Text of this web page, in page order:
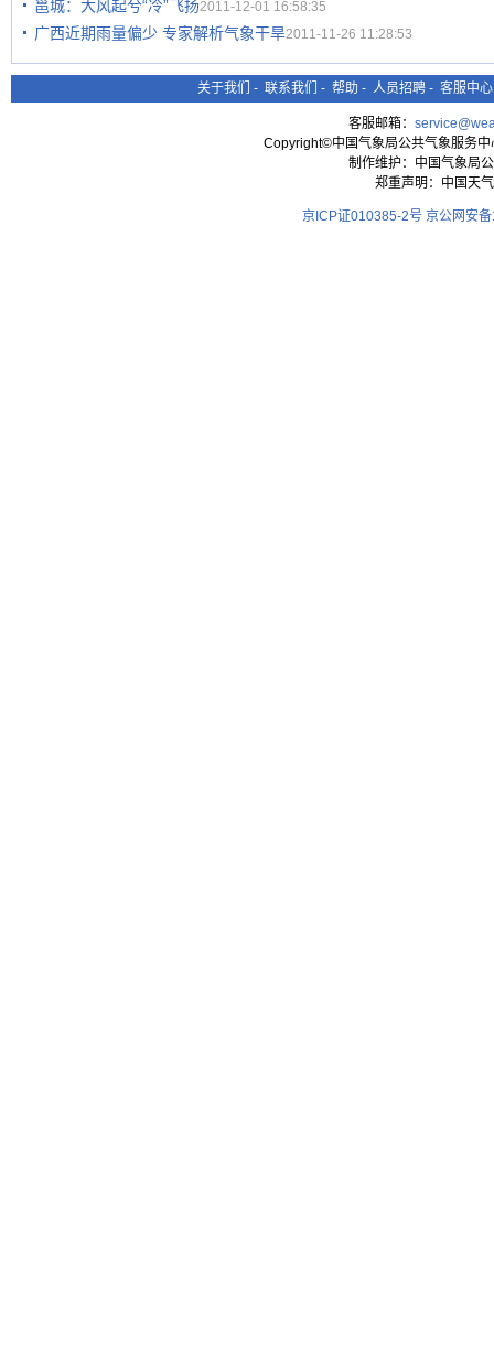
邕城：大风起兮“冷”飞扬2011-12-01 16:58:35
广西近期雨量偏少 专家解析气象干旱2011-11-26 11:28:53
关于我们 - 联系我们 - 帮助 - 人员招聘 - 客服中心
客服邮箱：
Copyright©中国气象局公共气象服务
制作维护：中国气象局
郑重声明：中国天
京ICP证010385-2号 京公网安